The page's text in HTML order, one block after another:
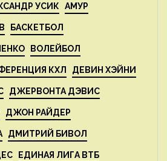
УСИК АМУР
БАСКЕТБОЛ
ВОЛЕЙБОЛ
КХЛ ДЕВИН ХЭЙНИ
ДЖЕРВОНТА ДЭВИС
ДЖОН РАЙДЕР
ДМИТРИЙ БИВОЛ
ЕДИНАЯ ЛИГА ВТБ